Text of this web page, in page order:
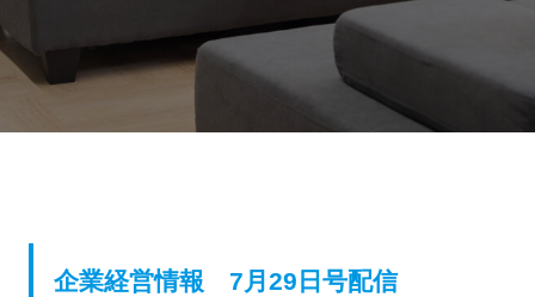
企業経営情報 7月29日号配信